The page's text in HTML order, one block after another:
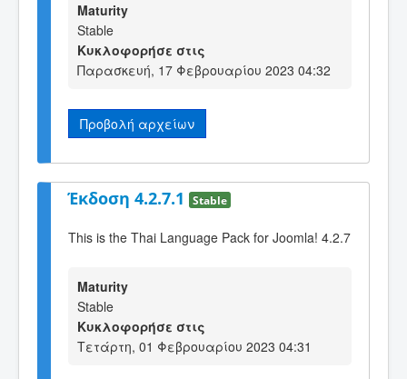
Maturity
Stable
Κυκλοφορήσε στις
Παρασκευή, 17 Φεβρουαρίου 2023 04:32
Προβολή αρχείων
Έκδοση 4.2.7.1 Stable
This is the Thai Language Pack for Joomla! 4.2.7
Maturity
Stable
Κυκλοφορήσε στις
Τετάρτη, 01 Φεβρουαρίου 2023 04:31